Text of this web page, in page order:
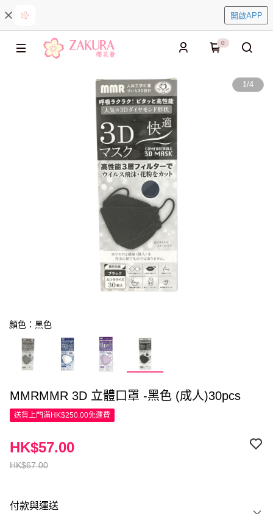
開啟APP
0
1/4
顏色：黑色
MMRMMR 3D 立體口罩 -黑色 (成人)30pcs
送貨上門滿HK$250.00免運費
HK$67.00
HK$57.00
付款與運送